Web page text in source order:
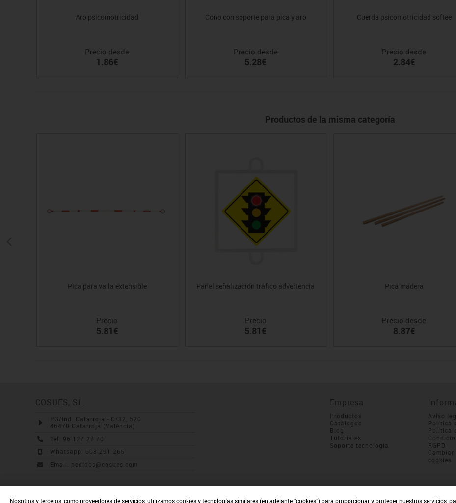
Aro psicomotricidad
Precio desde
1.86€
Cono con soporte para pica y aro
Precio desde
5.28€
Cuerda psicomotricidad softee
Precio desde
2.84€
Productos de la misma categoría
Pica para valla extensible
Precio
5.81€
Panel señalización tráfico advertencia
Precio
5.81€
Pica madera
Precio desde
8.87€
COSUES, SL.
PG/Ind. Catarroja - C/32, 520
46470 Catarroja (València)
Tel: 96 127 27 70
Whatsapp: 608 291 265
Email: pedidos@cosues.com
Empresa
Productos
Catálogos
Blog
Tutoriales
Soporte tecnología
Aviso
Política
Política
RGPD
Cambiar
cookies
Nosotros y terceros, como proveedores de servicios, utilizamos cookies y tecnologías similares (en adelante “cookies”) para proporcionar y proteger nuestros servicios,